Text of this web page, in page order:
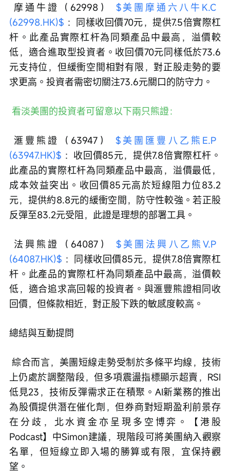
摩通牛證（62998） $美團摩通六八牛K.C
(62998.HK)$ ：同樣收回價70元，提供7.5倍實際杠
杆。此產品實際杠杆為同類產品中最高，溢價較
低，適合進取型投資者。收回價70元同樣低於73.6
元支持位，但緩衝空間相對有限，對正股走勢的要
求更高。投資者需密切關注73.6元關口的防守力。
看淡美團的投資者可留意以下兩只熊證：
滙豐熊證（63947） $美團匯豐八乙熊E.P
(63947.HK)$ ：收回價85元，提供7.8倍實際杠杆。
此產品的實際杠杆為同類產品中最高，溢價最低，
成本效益突出。收回價85元高於短線阻力位83.2
元，提供約8.8元的緩衝空間，防守性較強。若正股
反彈至83.2元受阻，此證是理想的部署工具。
法興熊證（64087） $美團法興八乙熊V.P
(64087.HK)$ ：同樣收回價85元，提供7.8倍實際杠
杆。此產品的實際杠杆為同類產品中最高，溢價較
低，適合追求高回報的投資者。與滙豐熊證相同收
回價，但條款相近，對正股下跌的敏感度較高。
總結與互動提問
綜合而言，美團短線走勢受制於多條平均線，技術
上仍處於調整階段，但多項震盪指標顯示超賣，RSI
低見23，技術反彈需求正在積聚。AI新業務的推出
為股價提供潛在催化劑，但券商對短期盈利前景存
在分歧，北水資金亦呈現多空博弈。【港股
Podcast】中Simon建議，現階段可將美團納入觀察
名單，但短線立即入場的勝算或有限，宜保持觀
望。